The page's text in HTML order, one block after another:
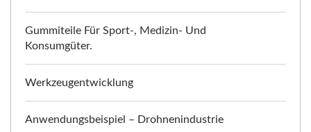
Gummiteile Für Sport-, Medizin- Und
Konsumgüter.
Werkzeugentwicklung
Anwendungsbeispiel – Drohnenindustrie